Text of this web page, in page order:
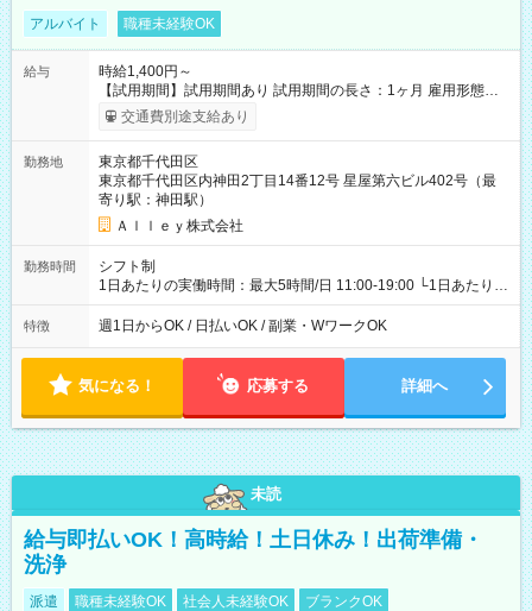
アルバイト 職種未経験OK
給与
時給1,400円～
【試用期間】試用期間あり 試用期間の長さ：1ヶ月 雇用形態、
給与は本採用時と同じです。
交通費別途支給あり
勤務地
東京都千代田区
東京都千代田区内神田2丁目14番12号 星屋第六ビル402号（最
寄り駅：神田駅）
Ａｌｌｅｙ株式会社
勤務時間
シフト制
1日あたりの実働時間：最大5時間/日 11:00-19:00 └1日あたりの
実働時間：1-5時間 └上記の時間帯内であれば、いつでも勤務可
能！ └平日・土曜日の中で、お好きな曜日でご勤務いただけま
18:00 などのように、自由な働き方が可能なお仕事です！
特徴 週1日からOK / 日払いOK / 副業・WワークOK
気になる！ 応募する 詳細へ
未読
給与即払いOK！高時給！土日休み！出荷準備・
洗浄
派遣 職種未経験OK 社会人未経験OK
ブランクOK